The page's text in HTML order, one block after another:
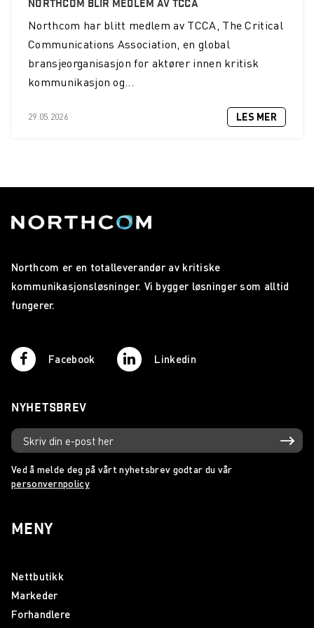
Gudbrandsdal Energi Nett AS knytter seg til Nødnett
Communication AS
Sogn og Fjordane Energi tar i bruk Nødnett
Statens Vegvesen tar Nødnett i bruk på høyfjellet
Vår nye katalog er her!
Wireless Communication leverer samband til Sykkel-VM
Ny kompakt jaktradio fra Icom!
Statens Vegvesen inngår rammeavtale med Wireless
Communication AS
Sepura lanserer SC21!
VHF Group styrker sin Nordiske satsing
Icom IC-M25 - Ny maritim radio fra Icom!
Northcom har blitt medlem av TCCA, The Critical
Communications Association, en global
bransjeorganisasjon for aktører innen kritisk
kommunikasjon og...
29.05.2026 LES MER
Northcom er en totalleverandør av kritiske
kommunikasjonsløsninger. Vi bygger løsninger som alltid
fungerer.
Facebook Linkedin
NYHETSBREV
Ved å melde deg på vårt nyhetsbrev godtar du vår
personvernpolicy
MENY
Nettbutikk
Markeder
Forhandlere